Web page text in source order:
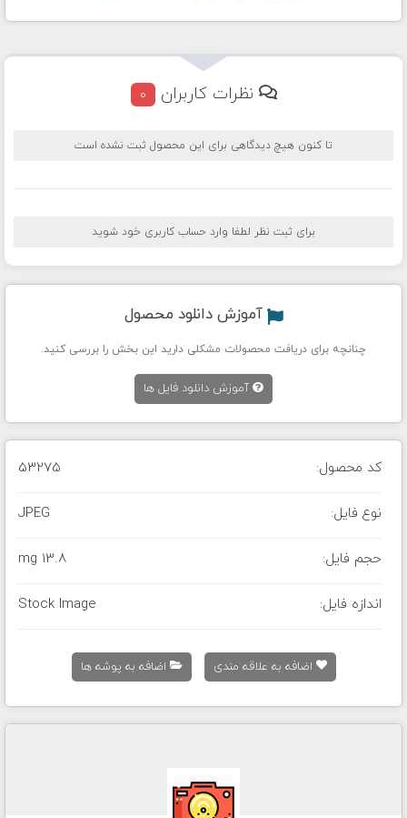
نظرات کاربران 0
تا کنون هیچ دیدگاهی برای این محصول ثبت نشده است
برای ثبت نظر لطفا وارد حساب کاربری خود شوید
آموزش دانلود محصول
چنانچه برای دریافت محصولات مشکلی دارید این بخش را بررسی کنید.
آموزش دانلود فایل ها
کد محصول: 53275
نوع فایل: JPEG
حجم فایل: 13.8 mg
اندازه فایل: Stock Image
اضافه به علاقه مندی اضافه به پوشه ها